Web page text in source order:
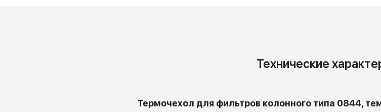
Технические
Термочехол для фильтров колонного типа 0844,